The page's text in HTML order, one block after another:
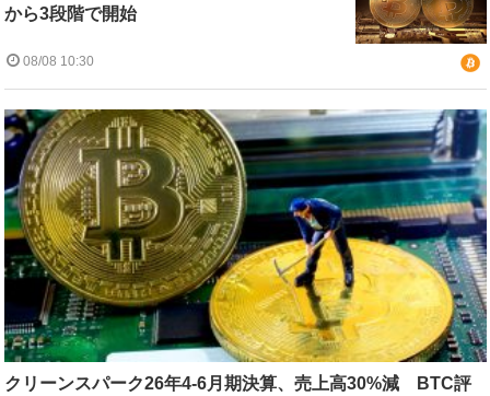
から3段階で開始
08/08 10:30
クリーンスパーク26年4-6月期決算、売上高30%減 BTC評